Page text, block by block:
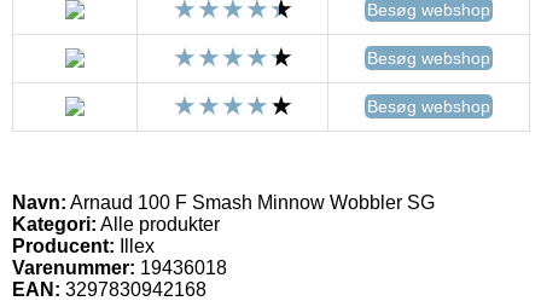
Besøg webshop
Besøg webshop
Besøg webshop
Navn: Arnaud 100 F Smash Minnow Wobbler SG
Kategori: Alle produkter
Producent:
Illex
Varenummer: 19436018
EAN: 3297830942168